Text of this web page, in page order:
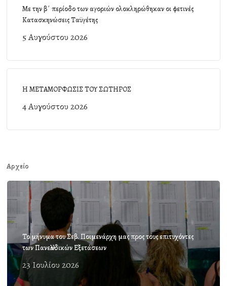
Με την β΄ περίοδο των αγοριών ολοκληρώθηκαν οι φετινές
Κατασκηνώσεις Ταϋγέτης
5 Αυγούστου 2026
Η ΜΕΤΑΜΟΡΦΩΣΙΣ ΤΟΥ ΣΩΤΗΡΟΣ
4 Αυγούστου 2026
Αρχείο
Το μήνυμα του Σεβ. Ποιμενάρχη μας προς τους επιτυχόντες
των Πανελλαδικών Εξετάσεων
23 Ιουλίου 2026